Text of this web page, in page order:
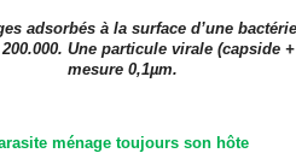
adsorbés à la surface d’une
Une particule virale (capside
mesure 0,1µm.
ménage toujours son hôte